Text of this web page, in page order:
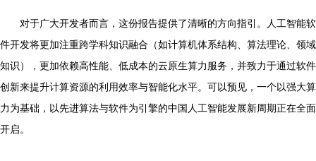
对于广大开发者而言，这份报告提供了清晰的方向指引。人工智能软
件开发将更加注重跨学科知识融合（如计算机体系结构、算法理论、领域
知识），更加依赖高性能、低成本的云原生算力服务，并致力于通过软件
创新来提升计算资源的利用效率与智能化水平。可以预见，一个以强大算
力为基础，以先进算法与软件为引擎的中国人工智能发展新周期正在全面
开启。